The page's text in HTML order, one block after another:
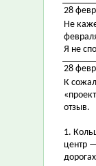
28
Не
Я не
28
К
отзыв.
1.
центр